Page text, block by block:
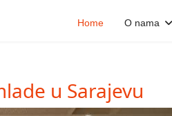
Home O nama
u Sarajevu